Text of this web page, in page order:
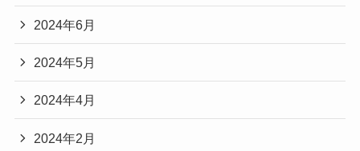
2024年6月
2024年5月
2024年4月
2024年2月